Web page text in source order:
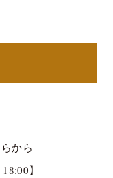
から
】